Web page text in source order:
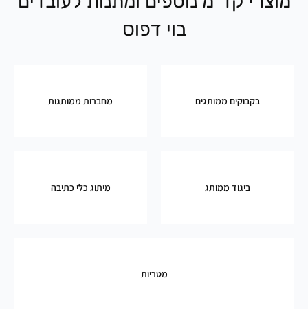
בוי דפוס
בקבוקים ממותגים מחברות ממותגות
ביגוד ממותג מיתוג כלי כתיבה
מטריות